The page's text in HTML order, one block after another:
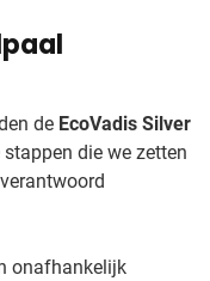
de EcoVadis Silver
die we zetten
onafhankelijk